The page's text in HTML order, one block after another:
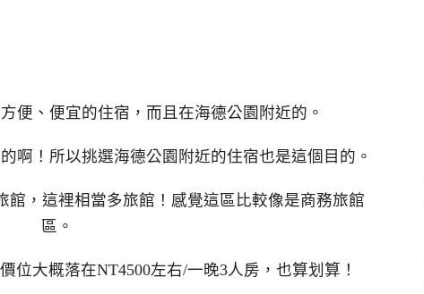
便、便宜的住宿，而且在海德公園附近的。
啊！所以挑選海德公園附近的住宿也是這個目的。
館，這裡相當多旅館！感覺這區比較像是商務旅館
區。
位大概落在NT4500左右/一晚3人房，也算划算！